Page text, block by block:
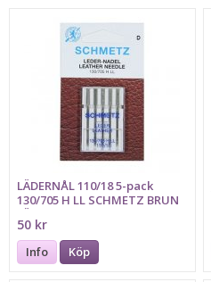
LÄDERNÅL 110/18 5-pack
130/705 H LL SCHMETZ BRUN
FÄRGMARKERING
50 kr
Info Köp